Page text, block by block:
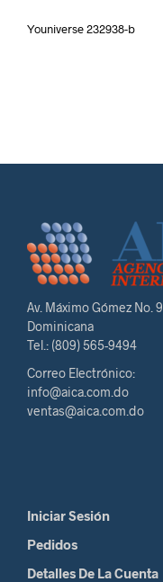
Youniverse 232938-b
Av. Máximo Gómez No.
Dominicana
Tel.: (809) 565-9494
Correo Electrónico:
info@aica.com.do
ventas@aica.com.do
Iniciar Sesión
Pedidos
Detalles De La Cuenta